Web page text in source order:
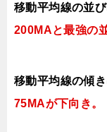
移動平均線の並
200MAと最強の並
移動平均線の傾
75MAが下向き。